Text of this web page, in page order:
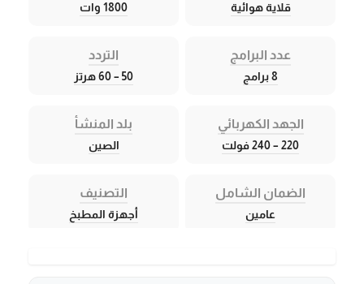
قلاية هوائية 1800 وات
عدد البرامج
8 برامج
التردد
50 – 60 هرتز
الجهد الكهربائي
220 – 240 فولت
بلد المنشأ
الصين
الضمان الشامل
عامين
التصنيف
أجهزة المطبخ